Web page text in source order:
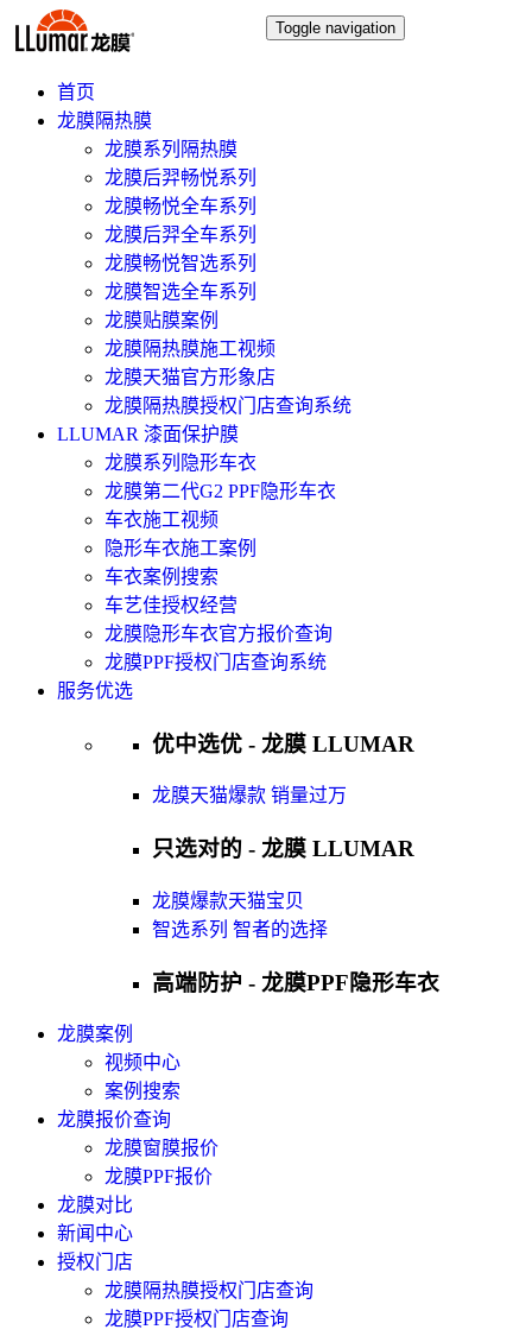
Toggle navigation
首页
龙膜隔热膜
龙膜系列隔热膜
龙膜后羿畅悦系列
龙膜畅悦全车系列
龙膜后羿全车系列
龙膜畅悦智选系列
龙膜智选全车系列
龙膜贴膜案例
龙膜隔热膜施工视频
龙膜天猫官方形象店
龙膜隔热膜授权门店查询系统
LLUMAR 漆面保护膜
龙膜系列隐形车衣
龙膜第二代G2 PPF隐形车衣
车衣施工视频
隐形车衣施工案例
车衣案例搜索
车艺佳授权经营
龙膜隐形车衣官方报价查询
龙膜PPF授权门店查询系统
服务优选
优中选优 - 龙膜 LLUMAR
龙膜天猫爆款 销量过万
只选对的 - 龙膜 LLUMAR
龙膜爆款天猫宝贝
智选系列 智者的选择
高端防护 - 龙膜PPF隐形车衣
龙膜案例
视频中心
案例搜索
龙膜报价查询
龙膜窗膜报价
龙膜PPF报价
龙膜对比
新闻中心
授权门店
龙膜隔热膜授权门店查询
龙膜PPF授权门店查询